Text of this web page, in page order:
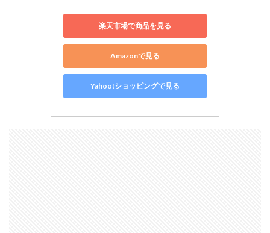
楽天市場で商品を見る
Amazonで見る
Yahoo!ショッピングで見る